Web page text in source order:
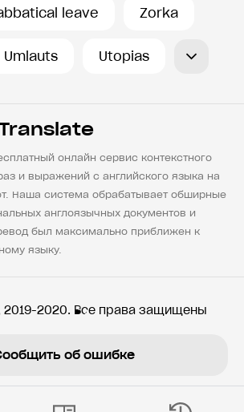
leave Zorka
Umlauts Utopias
онлайн сервис контекстного
и выражений с английского языка на
Наша система обрабатывает обширные
англоязычных документов и
был максимально приближен к
языку.
2019-2020. Все права защищены
об ошибке